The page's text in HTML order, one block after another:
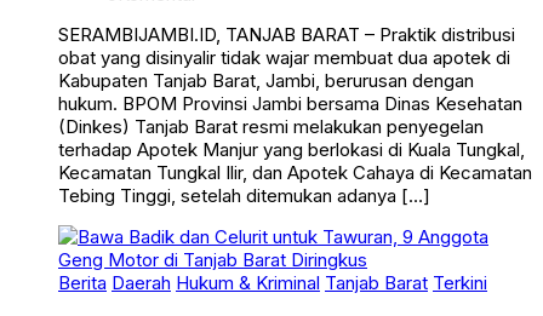
obat yang disinyalir tidak wajar membuat dua apotek di
Kabupaten Tanjab Barat, Jambi, berurusan dengan
hukum. BPOM Provinsi Jambi bersama Dinas Kesehatan
(Dinkes) Tanjab Barat resmi melakukan penyegelan
terhadap Apotek Manjur yang berlokasi di Kuala Tungkal,
Kecamatan Tungkal Ilir, dan Apotek Cahaya di Kecamatan
Tebing Tinggi, setelah ditemukan adanya […]
Berita Daerah Hukum & Kriminal Tanjab Barat